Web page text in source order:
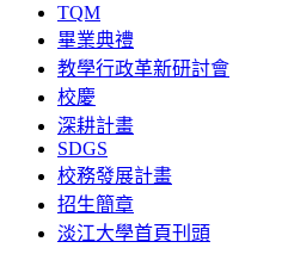
TQM
畢業典禮
教學行政革新研討會
校慶
深耕計畫
SDGS
校務發展計畫
招生簡章
淡江大學首頁刊頭